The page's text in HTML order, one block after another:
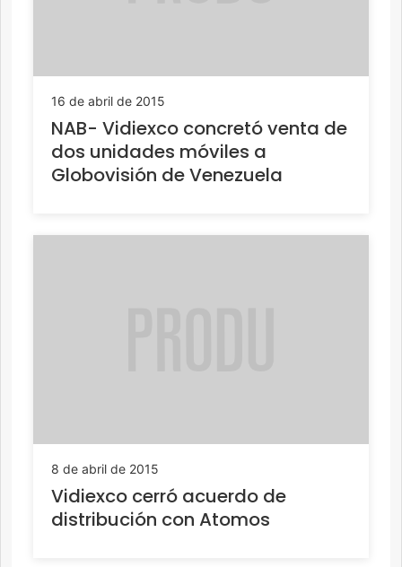
16 de abril de 2015
NAB- Vidiexco concretó venta de
dos unidades móviles a
Globovisión de Venezuela
8 de abril de 2015
Vidiexco cerró acuerdo de
distribución con Atomos